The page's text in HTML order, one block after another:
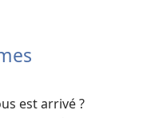
est arrivé ?